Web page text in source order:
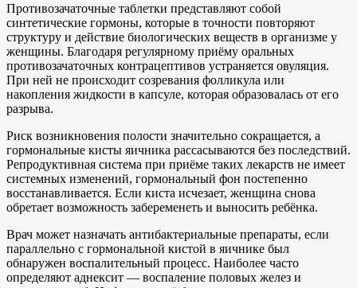
Противозачаточные таблетки представляют собой
синтетические гормоны, которые в точности повторяют
структуру и действие биологических веществ в организме у
женщины. Благодаря регулярному приёму оральных
противозачаточных контрацептивов устраняется овуляция.
При ней не происходит созревания фолликула или
накопления жидкости в капсуле, которая образовалась от его
разрыва.
Риск возникновения полости значительно сокращается, а
гормональные кисты яичника рассасываются без последствий.
Репродуктивная система при приёме таких лекарств не имеет
системных изменений, гормональный фон постепенно
восстанавливается. Если киста исчезает, женщина снова
обретает возможность забеременеть и выносить ребёнка.
Врач может назначать антибактериальные препараты, если
параллельно с гормональной кистой в яичнике был
обнаружен воспалительный процесс. Наиболее часто
определяют аднексит — воспаление половых желез и